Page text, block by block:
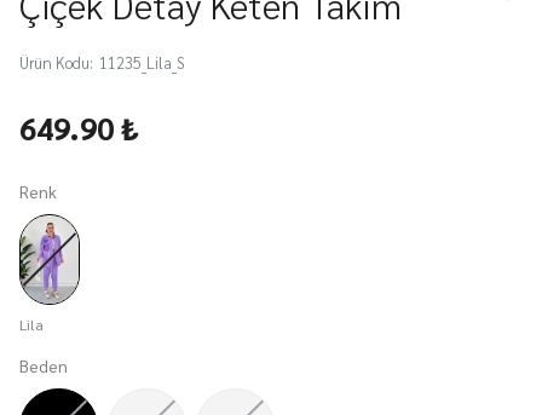
Ürün Kodu: 11235_Lila_S
649.90 ₺
Renk
Lila
Beden